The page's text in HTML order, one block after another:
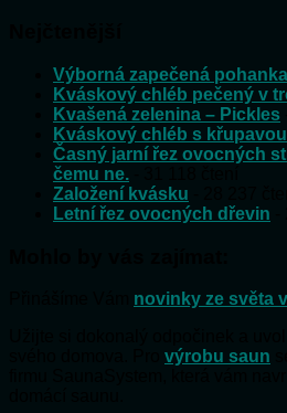
Výborná zapečená pohanka
Kváskový chléb pečený v
Kvašená zelenina – Pickles
Kváskový chléb s
Časný jarní řez ovocných
čemu ne.
Založení kvásku
Letní řez ovocných dřevin
novinky ze světa
výrobu saun